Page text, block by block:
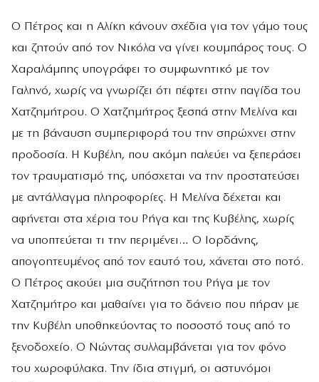
Ο Πέτρος και η Αλίκη κάνουν σχέδια για τον γάμο τους
και ζητούν από τον Νικόλα να γίνει κουμπάρος τους. Ο
Χαραλάμπης υπογράφει το συμφωνητικό με τον
Γαληνό, χωρίς να γνωρίζει ότι πέφτει στην παγίδα του
Χατζημήτρου. Ο Χατζημήτρος ξεσπά στην Μελίνα και
με τη βάναυση συμπεριφορά του την σπρώχνει στην
προδοσία. Η Κυβέλη, που ακόμη παλεύει να ξεπεράσει
τον τραυματισμό της, υπόσχεται να την προστατεύσει
με αντάλλαγμα πληροφορίες. Η Μελίνα δέχεται και
αφήνεται στα χέρια του Ρήγα και της Κυβέλης, χωρίς
να υποπτεύεται τι την περιμένει… Ο Ιορδάνης,
απογοητευμένος από τον εαυτό του, χάνεται στο ποτό.
Ο Πέτρος ακούει μια συζήτηση του Ρήγα με τον
Χατζημήτρο και μαθαίνει για το δάνειο που πήραν με
την Κυβέλη υποθηκεύοντας το ποσοστό τους από το
ξενοδοχείο. Ο Νώντας συλλαμβάνεται για τον φόνο
του χωροφύλακα. Την ίδια στιγμή, οι αστυνόμοι